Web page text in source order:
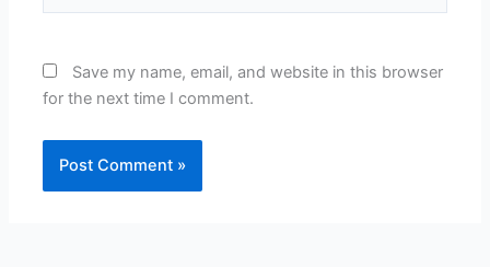
Save my name, email, and website in this browser
for the next time I comment.